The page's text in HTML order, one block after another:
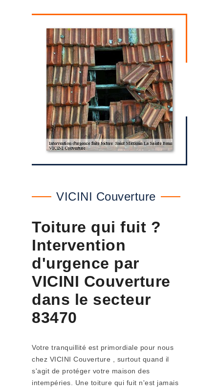
VICINI Couverture
Toiture qui fuit ?
Intervention
d'urgence par
VICINI Couverture
dans le secteur
83470
Votre tranquillité est primordiale pour nous
chez VICINI Couverture , surtout quand il
s'agit de protéger votre maison des
intempéries. Une toiture qui fuit n'est jamais